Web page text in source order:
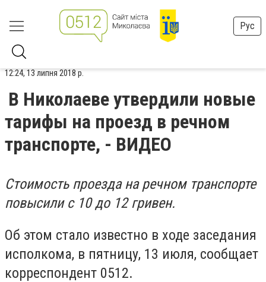
Рус
12:24, 13 липня 2018 р.
В Николаеве утвердили новые
тарифы на проезд в речном
транспорте, - ВИДЕО
Стоимость проезда на речном транспорте
повысили с 10 до 12 гривен.
Об этом стало известно в ходе заседания
исполкома, в пятницу, 13 июля, сообщает
корреспондент 0512.